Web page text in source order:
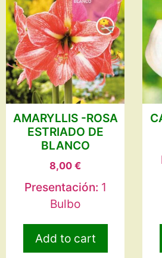
AMARYLLIS -ROSA
ESTRIADO DE
BLANCO
8,00 €
Presentación: 1
Bulbo
Add to cart